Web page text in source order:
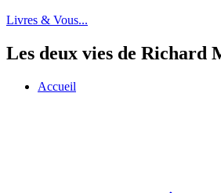
Livres & Vous...
Les deux vies de Richard
Accueil